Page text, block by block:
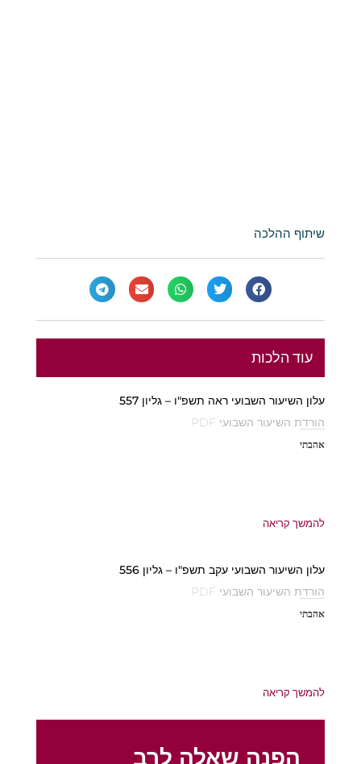
שיתוף ההלכה
עוד הלכות
עלון השיעור השבועי ראה תשפ"ו – גליון 557
הורדת השיעור השבועי PDF
אהבתי
להמשך קריאה
עלון השיעור השבועי עקב תשפ"ו – גליון 556
הורדת השיעור השבועי PDF
אהבתי
להמשך קריאה
הפנה שאלה לרב